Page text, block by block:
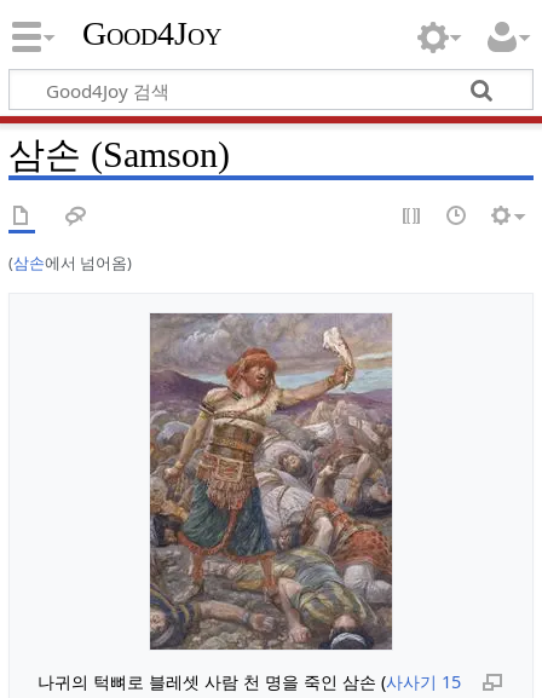
Good4Joy
삼손 (Samson)
(삼손에서 넘어옴)
나귀의 턱뼈로 블레셋 사람 천 명을 죽인 삼손 (사사기 15